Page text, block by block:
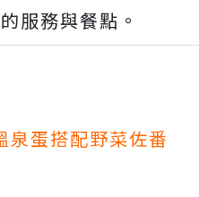
服務與餐點。
泉蛋搭配野菜佐番